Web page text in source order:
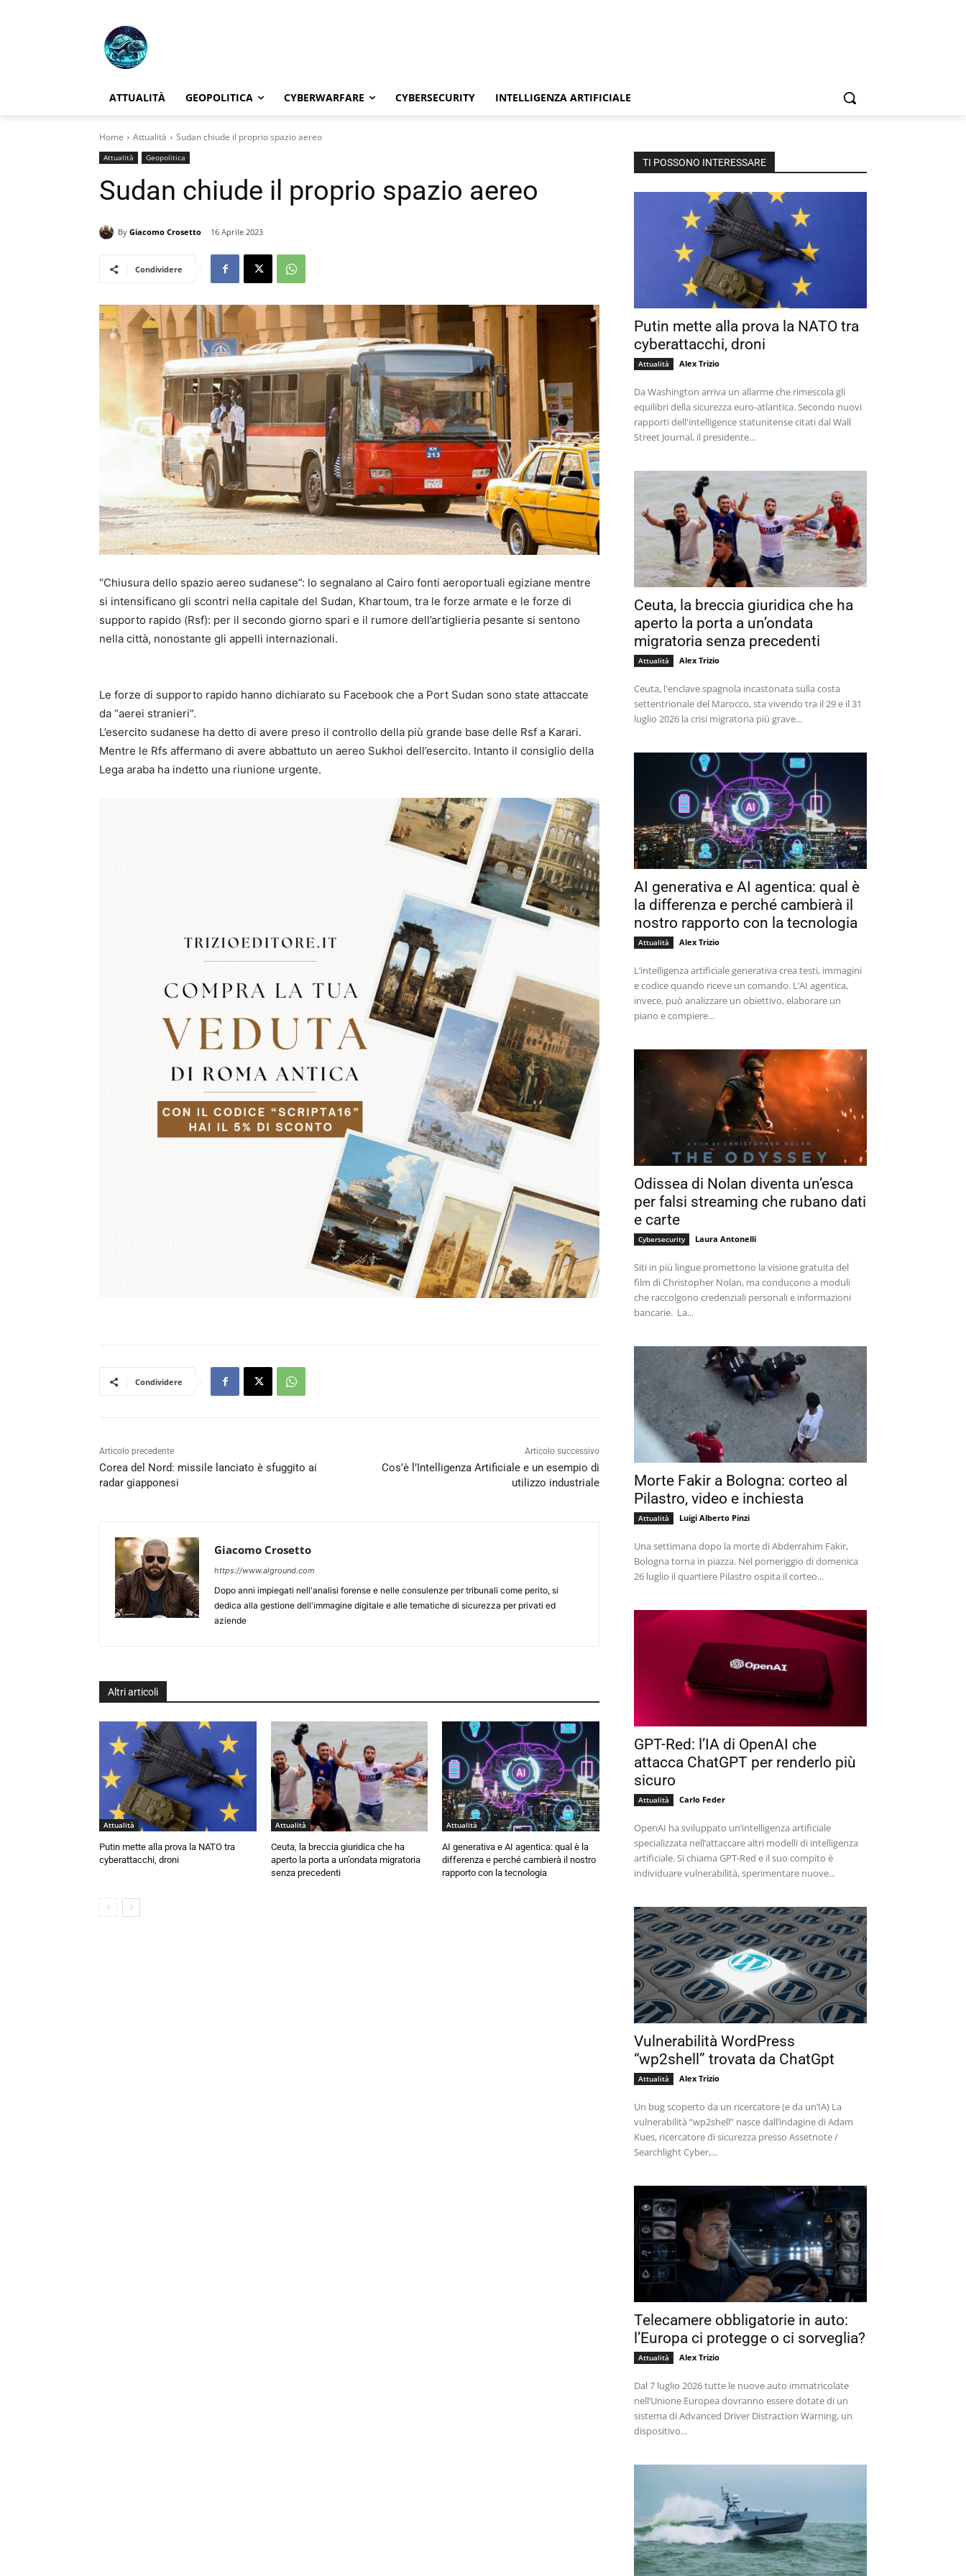
ATTUALITÀ GEOPOLITICA CYBERWARFARE CYBERSECURITY INTELLIGENZA ARTIFICIALE
Home Attualità Sudan chiude il proprio spazio aereo
Attualità Geopolitica
Sudan chiude il proprio spazio aereo
By Giacomo Crosetto 16 Aprile 2023
Condividere
“Chiusura dello spazio aereo sudanese”: lo segnalano al Cairo fonti aeroportuali egiziane mentre
si intensificano gli scontri nella capitale del Sudan, Khartoum, tra le forze armate e le forze di
supporto rapido (Rsf): per il secondo giorno spari e il rumore dell’artiglieria pesante si sentono
nella città, nonostante gli appelli internazionali.
Le forze di supporto rapido hanno dichiarato su Facebook che a Port Sudan sono state attaccate
da “aerei stranieri”.
L’esercito sudanese ha detto di avere preso il controllo della più grande base delle Rsf a Karari.
Mentre le Rfs affermano di avere abbattuto un aereo Sukhoi dell’esercito. Intanto il consiglio della
Lega araba ha indetto una riunione urgente.
Condividere
Articolo precedente
Corea del Nord: missile lanciato è sfuggito ai
radar giapponesi
Articolo successivo
Cos’è l’Intelligenza Artificiale e un esempio di
utilizzo industriale
Giacomo Crosetto
https://www.alground.com
Dopo anni impiegati nell'analisi forense e nelle consulenze per tribunali come perito, si
dedica alla gestione dell'immagine digitale e alle tematiche di sicurezza per privati ed
aziende
Altri articoli
Attualità
Putin mette alla prova la NATO tra
cyberattacchi, droni
Attualità
Ceuta, la breccia giuridica che ha
aperto la porta a un’ondata migratoria
senza precedenti
Attualità
AI generativa e AI agentica: qual è la
differenza e perché cambierà il nostro
rapporto con la tecnologia
TI POSSONO INTERESSARE
Putin mette alla prova la NATO tra
cyberattacchi, droni
Attualità Alex Trizio
Da Washington arriva un allarme che rimescola gli
equilibri della sicurezza euro-atlantica. Secondo nuovi
rapporti dell'intelligence statunitense citati dal Wall
Street Journal, il presidente...
Ceuta, la breccia giuridica che ha
aperto la porta a un’ondata
migratoria senza precedenti
Attualità Alex Trizio
Ceuta, l'enclave spagnola incastonata sulla costa
settentrionale del Marocco, sta vivendo tra il 29 e il 31
luglio 2026 la crisi migratoria più grave...
AI generativa e AI agentica: qual è
la differenza e perché cambierà il
nostro rapporto con la tecnologia
Attualità Alex Trizio
L’intelligenza artificiale generativa crea testi, immagini
e codice quando riceve un comando. L’AI agentica,
invece, può analizzare un obiettivo, elaborare un
piano e compiere...
Odissea di Nolan diventa un’esca
per falsi streaming che rubano dati
e carte
Cybersecurity Laura Antonelli
Siti in più lingue promettono la visione gratuita del
film di Christopher Nolan, ma conducono a moduli
che raccolgono credenziali personali e informazioni
bancarie. La...
Morte Fakir a Bologna: corteo al
Pilastro, video e inchiesta
Attualità Luigi Alberto Pinzi
Una settimana dopo la morte di Abderrahim Fakir,
Bologna torna in piazza. Nel pomeriggio di domenica
26 luglio il quartiere Pilastro ospita il corteo...
GPT-Red: l’IA di OpenAI che
attacca ChatGPT per renderlo più
sicuro
Attualità Carlo Feder
OpenAI ha sviluppato un’intelligenza artificiale
specializzata nell’attaccare altri modelli di intelligenza
artificiale. Si chiama GPT-Red e il suo compito è
individuare vulnerabilità, sperimentare nuove...
Vulnerabilità WordPress
“wp2shell” trovata da ChatGpt
Attualità Alex Trizio
Un bug scoperto da un ricercatore (e da un’IA) La
vulnerabilità “wp2shell” nasce dall’indagine di Adam
Kues, ricercatore di sicurezza presso Assetnote /
Searchlight Cyber,...
Telecamere obbligatorie in auto:
l’Europa ci protegge o ci sorveglia?
Attualità Alex Trizio
Dal 7 luglio 2026 tutte le nuove auto immatricolate
nell’Unione Europea dovranno essere dotate di un
sistema di Advanced Driver Distraction Warning, un
dispositivo...